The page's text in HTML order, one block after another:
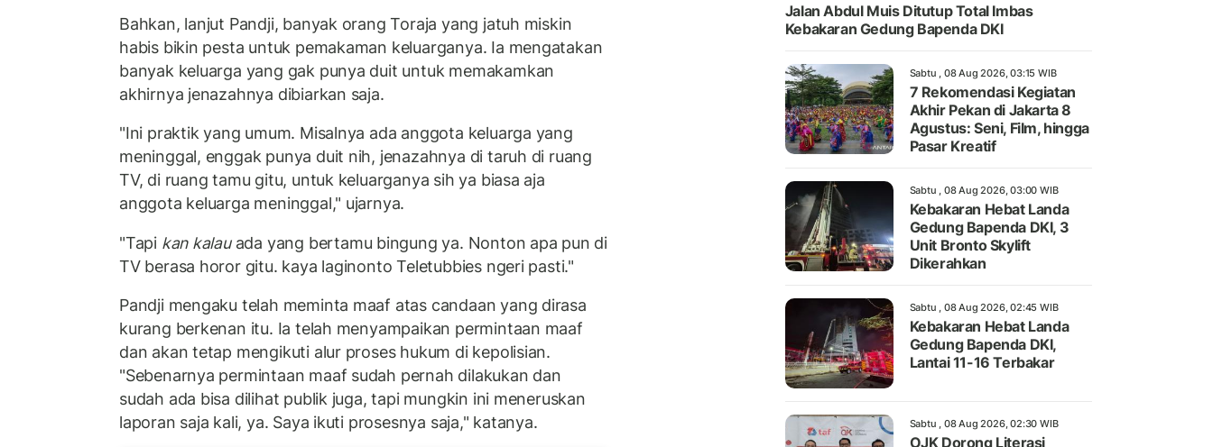
Bahkan, lanjut Pandji, banyak orang Toraja yang jatuh miskin
habis bikin pesta untuk pemakaman keluarganya. Ia mengatakan
banyak keluarga yang gak punya duit untuk memakamkan
akhirnya jenazahnya dibiarkan saja.
"Ini praktik yang umum. Misalnya ada anggota keluarga yang
meninggal, enggak punya duit nih, jenazahnya di taruh di ruang
TV, di ruang tamu gitu, untuk keluarganya sih ya biasa aja
anggota keluarga meninggal," ujarnya.
"Tapi kan kalauada yang bertamu bingung ya. Nonton apa pun di
TV berasa horor gitu. kaya laginonto Teletubbies ngeri pasti."
Pandji mengaku telah meminta maaf atas candaan yang dirasa
kurang berkenan itu. Ia telah menyampaikan permintaan maaf
dan akan tetap mengikuti alur proses hukum di kepolisian.
"Sebenarnya permintaan maaf sudah pernah dilakukan dan
sudah ada bisa dilihat publik juga, tapi mungkin ini meneruskan
laporan saja kali, ya. Saya ikuti prosesnya saja," katanya.
Jalan Abdul Muis Ditutup Total Imbas
Kebakaran Gedung Bapenda DKI
Sabtu , 08 Aug 2026, 03:15 WIB
7 Rekomendasi Kegiatan
Akhir Pekan di Jakarta 8
Agustus: Seni, Film, hingga
Pasar Kreatif
Sabtu , 08 Aug 2026, 03:00 WIB
Kebakaran Hebat Landa
Gedung Bapenda DKI, 3
Unit Bronto Skylift
Dikerahkan
Sabtu , 08 Aug 2026, 02:45 WIB
Kebakaran Hebat Landa
Gedung Bapenda DKI,
Lantai 11-16 Terbakar
Sabtu , 08 Aug 2026, 02:30 WIB
OJK Dorong Literasi